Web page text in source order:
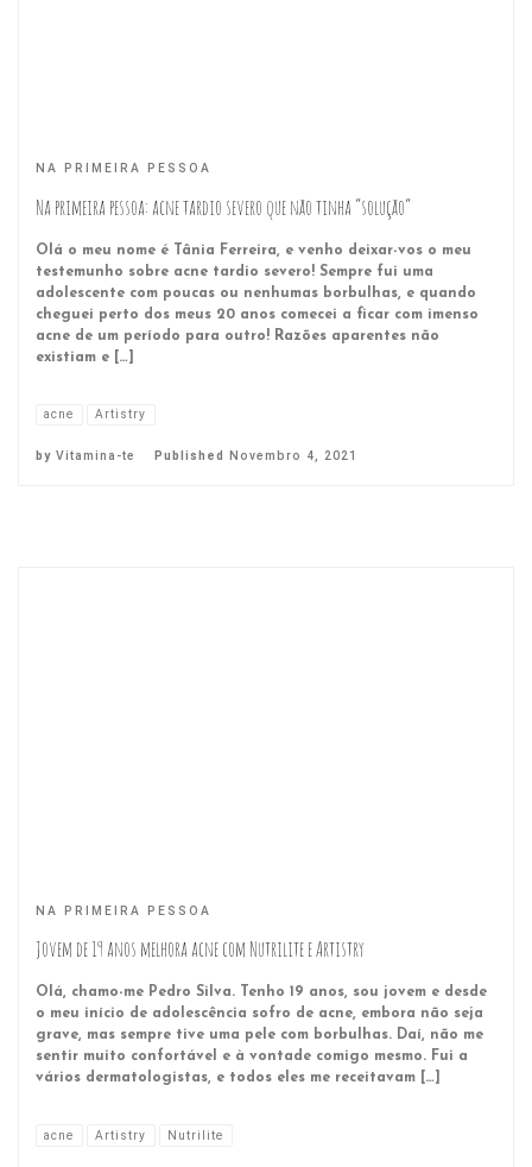
NA PRIMEIRA PESSOA
Na primeira pessoa: acne tardio severo que não tinha “solução”
Olá o meu nome é Tânia Ferreira, e venho deixar-vos o meu
testemunho sobre acne tardio severo! Sempre fui uma
adolescente com poucas ou nenhumas borbulhas, e quando
cheguei perto dos meus 20 anos comecei a ficar com imenso
acne de um período para outro! Razões aparentes não
existiam e […]
acne Artistry
by Vitamina-te Published Novembro 4, 2021
NA PRIMEIRA PESSOA
Jovem de 19 anos melhora acne com Nutrilite e Artistry
Olá, chamo-me Pedro Silva. Tenho 19 anos, sou jovem e desde
o meu início de adolescência sofro de acne, embora não seja
grave, mas sempre tive uma pele com borbulhas. Daí, não me
sentir muito confortável e à vontade comigo mesmo. Fui a
vários dermatologistas, e todos eles me receitavam […]
acne Artistry Nutrilite